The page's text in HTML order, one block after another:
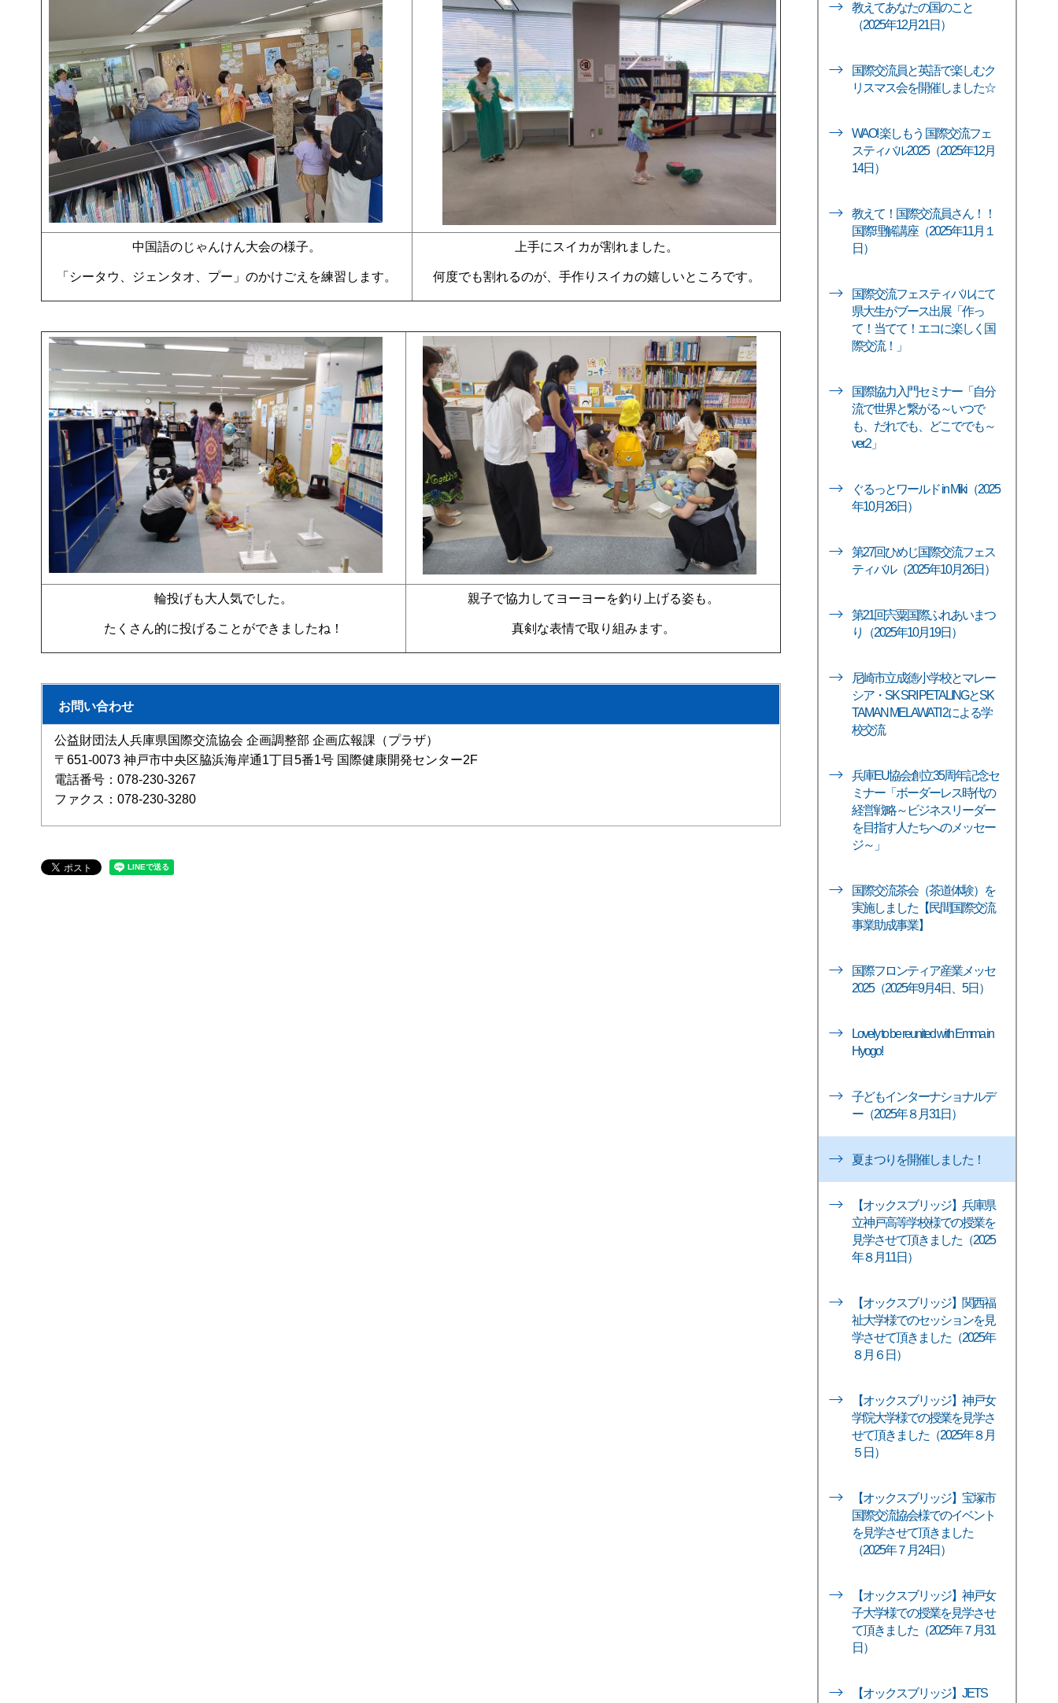
中国語のじゃんけん大会の様子。
「シータウ、ジェンタオ、プー」のかけごえを練習します。
上手にスイカが割れました。
何度でも割れるのが、手作りスイカの嬉しいところです。
輪投げも大人気でした。
たくさん的に投げることができましたね！
親子で協力してヨーヨーを釣り上げる姿も。
真剣な表情で取り組みます。
お問い合わせ
公益財団法人兵庫県国際交流協会 企画調整部 企画広報課（プラザ）
〒651-0073 神戸市中央区脇浜海岸通1丁目5番1号 国際健康開発センター2F
電話番号：078-230-3267
ファクス：078-230-3280
教えてあなたの国のこと
（2025年12月21日）
国際交流員と英語で楽しむク
リスマス会を開催しました☆
WAO! 楽しもう 国際交流フェ
スティバル2025（2025年12月
14日）
教えて！国際交流員さん！！
国際理解講座（2025年11月１
日）
国際交流フェスティバルにて
県大生がブース出展「作っ
て！当てて！エコに楽しく国
際交流！」
国際協力入門セミナー「自分
流で世界と繋がる～いつで
も、だれでも、どこででも～
ver.2」
ぐるっとワールド in Miki（2025
年10月26日）
第27回ひめじ国際交流フェス
ティバル（2025年10月26日）
第21回宍粟国際ふれあいまつ
り（2025年10月19日）
尼崎市立成徳小学校とマレー
シア・SK SRI PETALINGとSK
TAMAN MELAWATI 2による学
校交流
兵庫EU協会創立35周年記念セ
ミナー「ボーダーレス時代の
経営戦略～ビジネスリーダー
を目指す人たちへのメッセー
ジ～」
国際交流茶会（茶道体験）を
実施しました【民間国際交流
事業助成事業】
国際フロンティア産業メッセ
2025（2025年9月4日、5日）
Lovely to be reunited with Emma in
Hyogo!
子どもインターナショナルデ
ー（2025年８月31日）
夏まつりを開催しました！
【オックスブリッジ】兵庫県
立神戸高等学校様での授業を
見学させて頂きました（2025
年８月11日）
【オックスブリッジ】関西福
祉大学様でのセッションを見
学させて頂きました（2025年
８月６日）
【オックスブリッジ】神戸女
学院大学様での授業を見学さ
せて頂きました（2025年８月
５日）
【オックスブリッジ】宝塚市
国際交流協会様でのイベント
を見学させて頂きました
（2025年７月24日）
【オックスブリッジ】神戸女
子大学様での授業を見学させ
て頂きました（2025年７月31
日）
【オックスブリッジ】JETS